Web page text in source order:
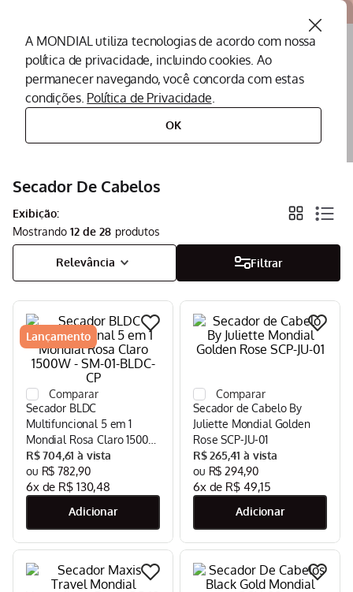
A MONDIAL utiliza tecnologias de acordo com nossa
política de privacidade, incluindo cookies. Ao
permanecer navegando, você concorda com estas
condições. Política de Privacidade.
OK
O que você procura?
secador de cabelos
Secador De Cabelos
Exibição:
Mostrando 12 de 28
Relevância Filtrar
Lançamento
Secador BLDC
Multifuncional 5 em 1
Mondial Rosa Claro 1500W
- SM-01-BLDC-CP
R$ 704,61
R$ 782,90
6x de R$ 130,48
Secador de Cabelo By
Juliette Mondial Golden
Rose SCP-JU-01
R$ 265,41
R$ 294,90
6x de R$ 49,15
2º Air Fryer
3º Cafeteira
4º Assistencia Tecnica
Liquidificador
7 Panificadora
8º Panela Elétrica
Aspirador
10ºMultiprocessador